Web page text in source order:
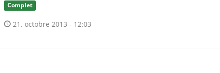
Complet
21. octobre 2013 - 12:03